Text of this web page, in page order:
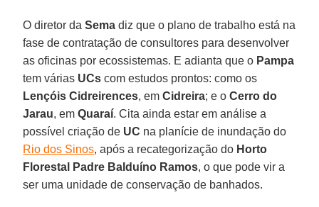
O diretor daSema diz que o plano de trabalho está na
fase de contratação de consultores para desenvolver
as oficinas por ecossistemas. E adianta que o Pampa
tem várias UCs com estudos prontos: como os
Lençóis Cidreirences, emCidreira; e oCerro do
Jarau, emQuaraí. Cita ainda estar em análise a
possível criação de UC na planície de inundação do
Rio dos Sinos, após a recategorização do Horto
Florestal Padre Balduíno Ramos, o que pode vir a
ser uma unidade de conservação de banhados.